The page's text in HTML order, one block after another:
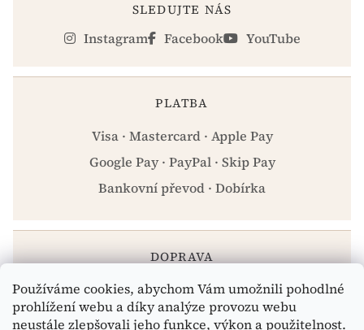
Používáme cookies, abychom Vám umožnili pohodlné
prohlížení webu a díky analýze provozu webu
neustále zlepšovali jeho funkce, výkon a použitelnost.
SLEDUJTE NÁS
Instagram Facebook YouTube
PLATBA
Visa · Mastercard · Apple Pay
Google Pay · PayPal · Skip Pay
Bankovní převod · Dobírka
DOPRAVA
Zásilkovna · PPL · Osobní odběr Praha